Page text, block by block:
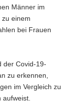
Männer im
einem
bei Frauen
der Covid-19-
zu erkennen,
im Vergleich zu